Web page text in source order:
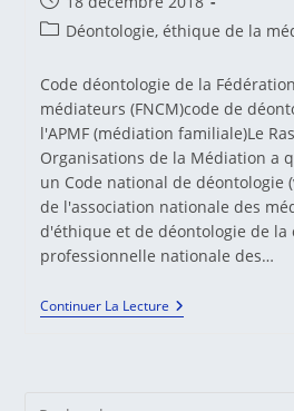
publiée :
PostDéontologie, éthique de la
Code déontologie de la
médiateurs (FNCM)code de
l'APMF (médiation familiale)Le
Organisations de la Médiation a
un Code national de déontologie
de l'association nationale des
d'éthique et de déontologie de la
professionnelle nationale des…
Continuer La LectureLes
Règles